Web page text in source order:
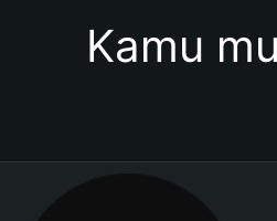
Kamu